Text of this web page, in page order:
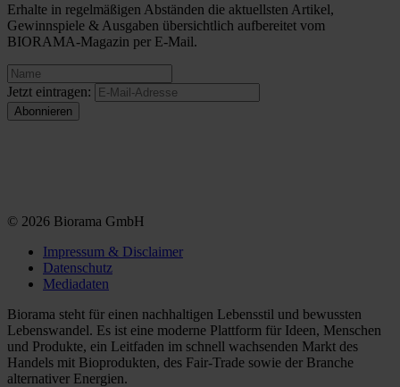
Erhalte in regelmäßigen Abständen die aktuellsten Artikel,
Gewinnspiele & Ausgaben übersichtlich aufbereitet vom
BIORAMA-Magazin per E-Mail.
Jetzt eintragen:
© 2026 Biorama GmbH
Impressum & Disclaimer
Datenschutz
Mediadaten
Biorama steht für einen nachhaltigen Lebensstil und bewussten
Lebenswandel. Es ist eine moderne Plattform für Ideen, Menschen
und Produkte, ein Leitfaden im schnell wachsenden Markt des
Handels mit Bioprodukten, des Fair-Trade sowie der Branche
alternativer Energien.